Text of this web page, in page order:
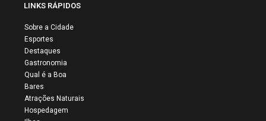
LINKS RÁPIDOS
Sobre a Cidade
Esportes
Destaques
Gastronomia
Qual é a Boa
Bares
Atrações Naturais
Hospedagem